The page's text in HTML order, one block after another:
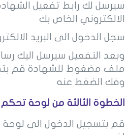
سيرسل لك رابط تفعيل
الالكتروني الخاص بك
سجل الدخول الى البريد
وبعد التفعيل سيرسل اليك
ملف مضغوط للشهادة قم
وفك الضغط عنه
الخطوة الثالثة من لوحة تحكم Cpanel